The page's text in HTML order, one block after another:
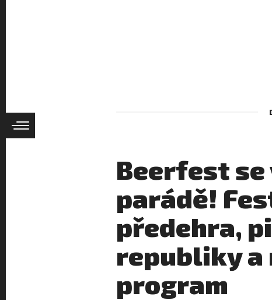
Beerfest
parádě!
předehra,
republiky a
program